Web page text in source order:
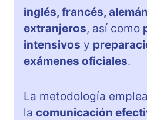
inglés, francés,
extranjeros, así como
intensivos y
exámenes oficiales.
La metodología
la comunicación